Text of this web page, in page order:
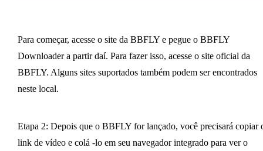
Para começar, acesse o site da BBFLY e pegue o BBFLY
Downloader a partir daí. Para fazer isso, acesse o site oficial da
BBFLY. Alguns sites suportados também podem ser encontrados
neste local.
Etapa 2: Depois que o BBFLY for lançado, você precisará copiar
link de vídeo e colá -lo em seu navegador integrado para ver o